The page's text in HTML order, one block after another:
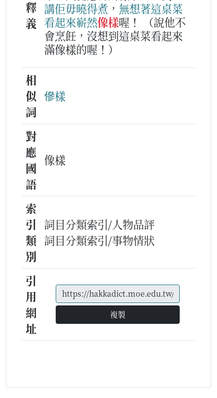
釋
義
講佢毋曉得煮 ， 無想著這桌菜
看起來嶄然像樣喔！
（說他不
會烹飪，沒想到這桌菜看起來
滿像樣的喔！）
相
似
詞
傪樣
對
應
國
語
像樣
索
引
類
別
詞目分類索引/人物品評
詞目分類索引/事物情狀
引
用
網
址
複製